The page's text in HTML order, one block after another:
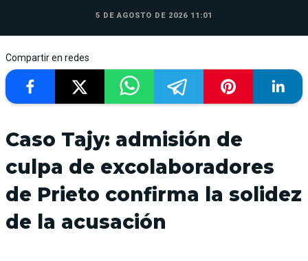
5 DE AGOSTO DE 2026 11:01
Compartir en redes
Caso Tajy: admisión de
culpa de excolaboradores
de Prieto confirma la solidez
de la acusación